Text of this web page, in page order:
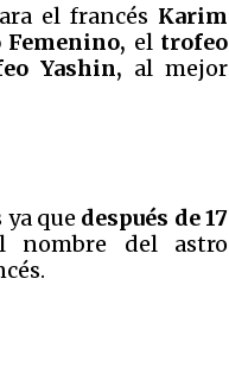
el francés Karim
el trofeo
Yashin, al mejor
que después de 17
del astro